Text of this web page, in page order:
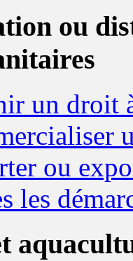
ou
un droit
ou
les